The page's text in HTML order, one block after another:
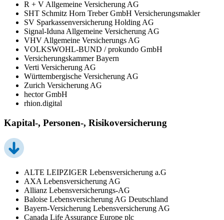
R + V Allgemeine Versicherung AG
SHT Schmitz Horn Treber GmbH Versicherungsmakler
SV Sparkassenversicherung Holding AG
Signal-Iduna Allgemeine Versicherung AG
VHV Allgemeine Versicherungs AG
VOLKSWOHL-BUND / prokundo GmbH
Versicherungskammer Bayern
Verti Versicherung AG
Württembergische Versicherung AG
Zurich Versicherung AG
hector GmbH
rhion.digital
Kapital-, Personen-, Risikoversicherung
ALTE LEIPZIGER Lebensversicherung a.G
AXA Lebensversicherung AG
Allianz Lebensversicherungs-AG
Baloise Lebensversicherung AG Deutschland
Bayern-Versicherung Lebensversicherung AG
Canada Life Assurance Europe plc